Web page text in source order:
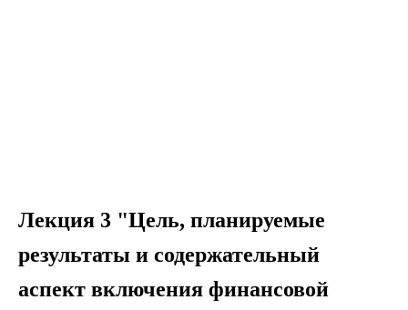
Лекция 3 "Цель, планируемые
результаты и содержательный
аспект включения финансовой